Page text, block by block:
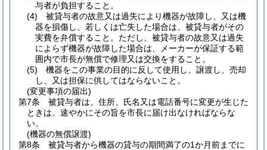
与者が負担すること。
(4)
被貸与者の故意又は過失により機器が故障し、又は機
器を損傷し、若しくは亡失した場合は、被貸与者がその
実費を弁償すること。 ただし、被貸与者の故意又は過失
によらず機器が故障した場合は、メーカーが保証する範
囲内で市長が無償で修理又は交換をすること。
(5)
機器をこの事業の目的に反して使用し、譲渡し、売却
し、又は担保に供してはならないこと。
(変更事項の届出)
第7条
被貸与者は、住所、氏名又は電話番号に変更が生じた
ときは、速やかにその旨を市長に届け出なければならな
い。
(機器の無償譲渡)
第8条
被貸与者から機器の貸与の期間満了の1か月前までに